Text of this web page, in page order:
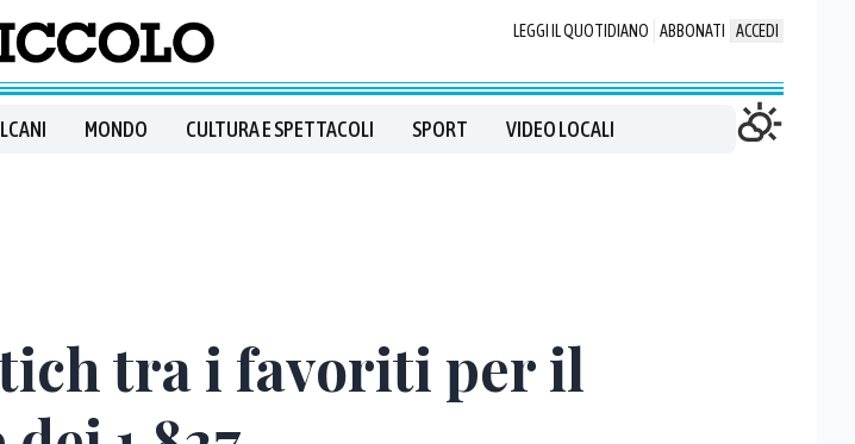
LEGGI IL QUOTIDIANO ABBONATI ACCEDI
MONDO CULTURA E SPETTACOLI SPORT VIDEO LOCALI
tra i favoriti per il